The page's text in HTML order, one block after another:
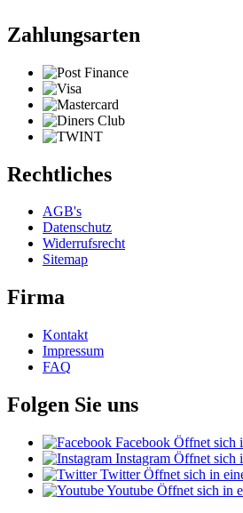
Zahlungsarten
Rechtliches
AGB's
Datenschutz
Widerrufsrecht
Sitemap
Firma
Kontakt
Impressum
FAQ
Folgen Sie uns
Facebook Öffnet sich
Instagram Öffnet sich
Twitter Öffnet sich in
Youtube Öffnet sich in